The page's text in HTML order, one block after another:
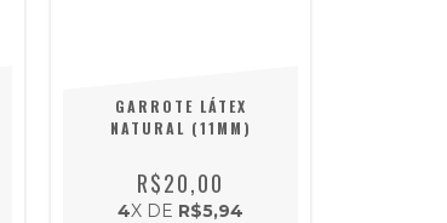
GARROTE LÁTEX
NATURAL (11MM)
R$20,00
4X DE R$5,94